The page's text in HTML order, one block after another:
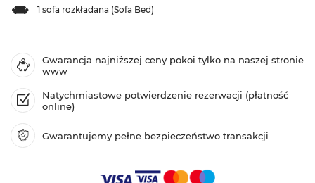
1 sofa rozkładana (Sofa Bed)
Gwarancja najniższej ceny pokoi tylko na naszej stronie
www
Natychmiastowe potwierdzenie rezerwacji (płatność
online)
Gwarantujemy pełne bezpieczeństwo transakcji